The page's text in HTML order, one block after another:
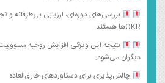
بررسی‌های دوره‌ای، ارزیابی بی‌طرفانه و
OKRها هستند.
نتیجه این ویژگی افزایش روحیه
دیگران می‌شود.
چالش‌پذیری برای دستاوردهای خارق‌العاده